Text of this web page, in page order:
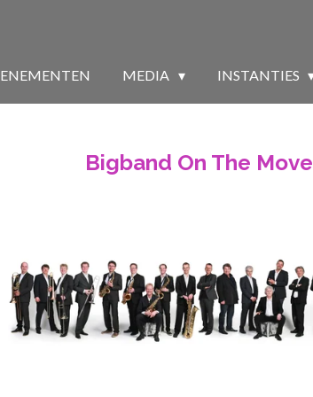
MEDIA INSTANTIES
Bigband On The Move